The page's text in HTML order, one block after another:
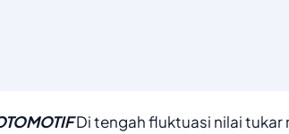
Di tengah fluktuasi nilai tukar